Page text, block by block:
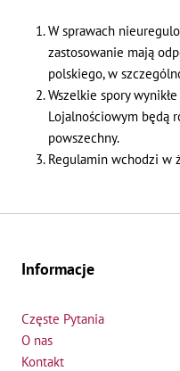
W sprawach
zastosowanie mają
polskiego, w
Wszelkie spory
Lojalnościowym będą
powszechny.
Regulamin wchodzi w
Informacje
Częste Pytania
O nas
Kontakt